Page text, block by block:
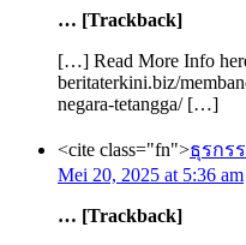
… [Trackback]
[…] Read More Info
beritaterkini.biz/
negara-tetangga/ […]
<cite class="fn">ธุรกร
Mei 20, 2025 at 5:36 am
… [Trackback]